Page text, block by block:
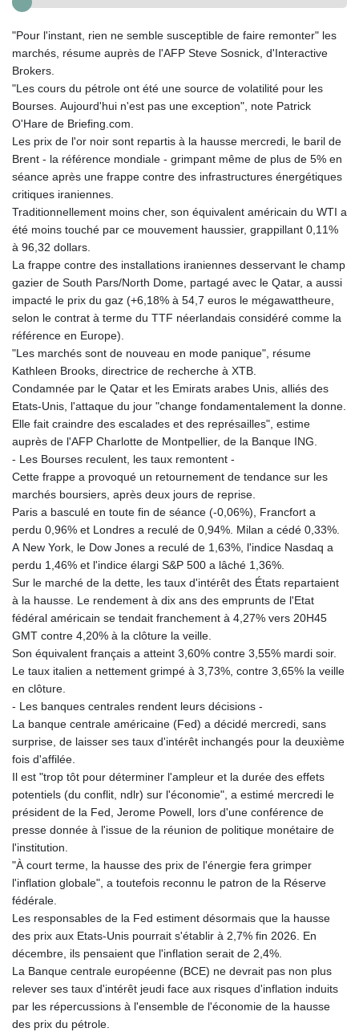
"Pour l'instant, rien ne semble susceptible de faire remonter" les
marchés, résume auprès de l'AFP Steve Sosnick, d'Interactive
Brokers.
"Les cours du pétrole ont été une source de volatilité pour les
Bourses. Aujourd'hui n'est pas une exception", note Patrick
O'Hare de Briefing.com.
Les prix de l'or noir sont repartis à la hausse mercredi, le baril de
Brent - la référence mondiale - grimpant même de plus de 5% en
séance après une frappe contre des infrastructures énergétiques
critiques iraniennes.
Traditionnellement moins cher, son équivalent américain du WTI a
été moins touché par ce mouvement haussier, grappillant 0,11%
à 96,32 dollars.
La frappe contre des installations iraniennes desservant le champ
gazier de South Pars/North Dome, partagé avec le Qatar, a aussi
impacté le prix du gaz (+6,18% à 54,7 euros le mégawattheure,
selon le contrat à terme du TTF néerlandais considéré comme la
référence en Europe).
"Les marchés sont de nouveau en mode panique", résume
Kathleen Brooks, directrice de recherche à XTB.
Condamnée par le Qatar et les Emirats arabes Unis, alliés des
Etats-Unis, l'attaque du jour "change fondamentalement la donne.
Elle fait craindre des escalades et des représailles", estime
auprès de l'AFP Charlotte de Montpellier, de la Banque ING.
- Les Bourses reculent, les taux remontent -
Cette frappe a provoqué un retournement de tendance sur les
marchés boursiers, après deux jours de reprise.
Paris a basculé en toute fin de séance (-0,06%), Francfort a
perdu 0,96% et Londres a reculé de 0,94%. Milan a cédé 0,33%.
A New York, le Dow Jones a reculé de 1,63%, l'indice Nasdaq a
perdu 1,46% et l'indice élargi S&P 500 a lâché 1,36%.
Sur le marché de la dette, les taux d'intérêt des États repartaient
à la hausse. Le rendement à dix ans des emprunts de l'Etat
fédéral américain se tendait franchement à 4,27% vers 20H45
GMT contre 4,20% à la clôture la veille.
Son équivalent français a atteint 3,60% contre 3,55% mardi soir.
Le taux italien a nettement grimpé à 3,73%, contre 3,65% la veille
en clôture.
- Les banques centrales rendent leurs décisions -
La banque centrale américaine (Fed) a décidé mercredi, sans
surprise, de laisser ses taux d'intérêt inchangés pour la deuxième
fois d'affilée.
Il est "trop tôt pour déterminer l'ampleur et la durée des effets
potentiels (du conflit, ndlr) sur l'économie", a estimé mercredi le
président de la Fed, Jerome Powell, lors d'une conférence de
presse donnée à l'issue de la réunion de politique monétaire de
l'institution.
"À court terme, la hausse des prix de l'énergie fera grimper
l'inflation globale", a toutefois reconnu le patron de la Réserve
fédérale.
Les responsables de la Fed estiment désormais que la hausse
des prix aux Etats-Unis pourrait s'établir à 2,7% fin 2026. En
décembre, ils pensaient que l'inflation serait de 2,4%.
La Banque centrale européenne (BCE) ne devrait pas non plus
relever ses taux d'intérêt jeudi face aux risques d'inflation induits
par les répercussions à l'ensemble de l'économie de la hausse
des prix du pétrole.